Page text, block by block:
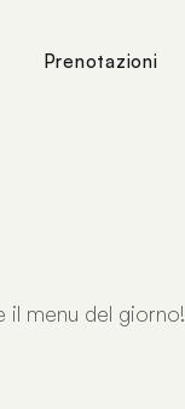
Prenotazioni
il menu del giorno!